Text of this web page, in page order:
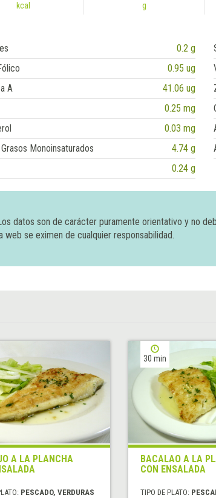
kcal g
0.2 g
0.95 ug
A
41.06 ug
0.25 mg
0.03 mg
Monoinsaturados
4.74 g
0.24 g
datos son de carácter puramente orientativo y no
web se eximen de cualquier responsabilidad.
A LA PLANCHA
PESCADO, VERDURAS
30 min
BACALAO A LA
CON ENSALADA
TIPO DE PLATO: